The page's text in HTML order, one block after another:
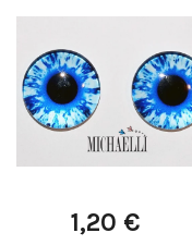
1,20 €